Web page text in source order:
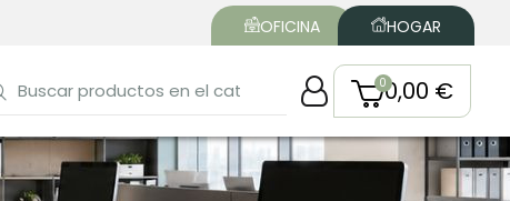
OFICINA HOGAR
0,00 €